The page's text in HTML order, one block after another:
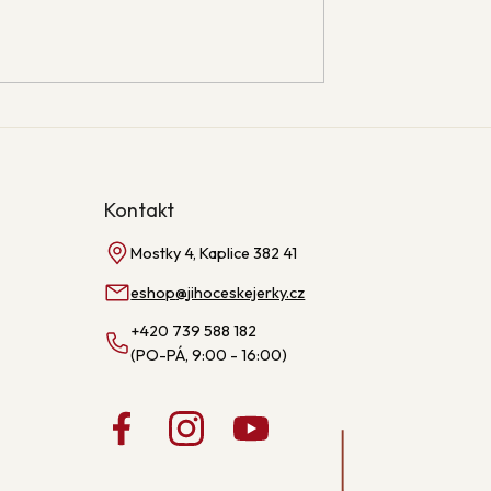
Kontakt
Mostky 4, Kaplice 382 41
eshop@jihoceskejerky.cz
+420 739 588 182